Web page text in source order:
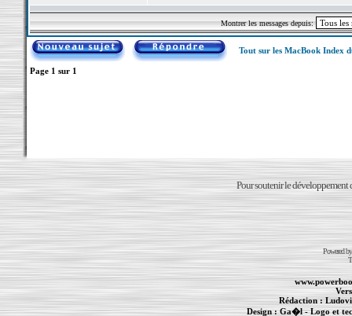
Montrer les messages depuis:
Tout sur les MacBook Index
Page 1 sur 1
Pour soutenir le développement
Powered
Rédaction :
Design :Ga�l- Logo et